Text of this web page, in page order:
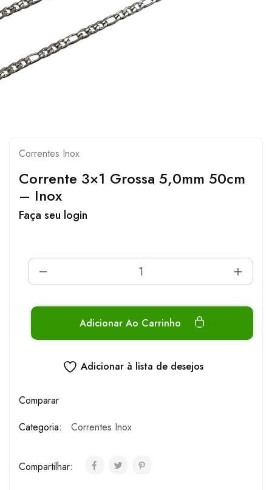
Correntes Inox
Corrente 3×1 Grossa 5,0mm 50cm
– Inox
Faça seu login
Adicionar Ao Carrinho
Adicionar à lista de desejos
Comparar
Categoria:
Correntes Inox
Compartilhar: